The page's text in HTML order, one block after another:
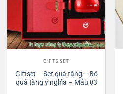
GIFTS SET
Giftset – Set quà tặng – Bộ
quà tặng ý nghĩa – Mẫu 03